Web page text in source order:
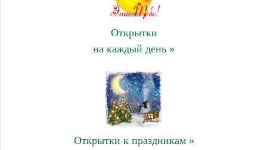
Открытки
на каждый день »
Открытки к праздникам »